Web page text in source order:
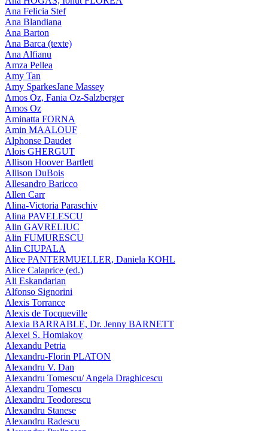
Ana Felicia Stef
Ana Blandiana
Ana Barton
Ana Barca (texte)
Ana Alfianu
Amza Pellea
Amy Tan
Amy SparkesJane Massey
Amos Oz, Fania Oz-Salzberger
Amos Oz
Aminatta FORNA
Amin MAALOUF
Alphonse Daudet
Alois GHERGUT
Allison Hoover Bartlett
Allison DuBois
Allesandro Baricco
Allen Carr
Alina-Victoria Paraschiv
Alina PAVELESCU
Alin GAVRELIUC
Alin FUMURESCU
Alin CIUPALA
Alice PANTERMUELLER, Daniela KOHL
Alice Calaprice (ed.)
Ali Eskandarian
Alfonso Signorini
Alexis Torrance
Alexis de Tocqueville
Alexia BARRABLE, Dr. Jenny BARNETT
Alexei S. Homiakov
Alexandu Petria
Alexandru-Florin PLATON
Alexandru V. Dan
Alexandru Tomescu/ Angela Draghicescu
Alexandru Tomescu
Alexandru Teodorescu
Alexandru Stanese
Alexandru Radescu